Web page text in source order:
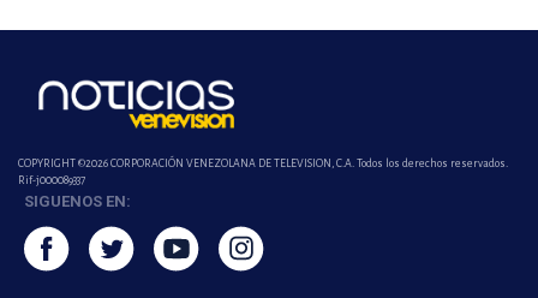
COPYRIGHT ©2026 CORPORACIÓN VENEZOLANA DE TELEVISION, C.A. Todos los derechos reservados.
Rif-j000089337
SIGUENOS EN: